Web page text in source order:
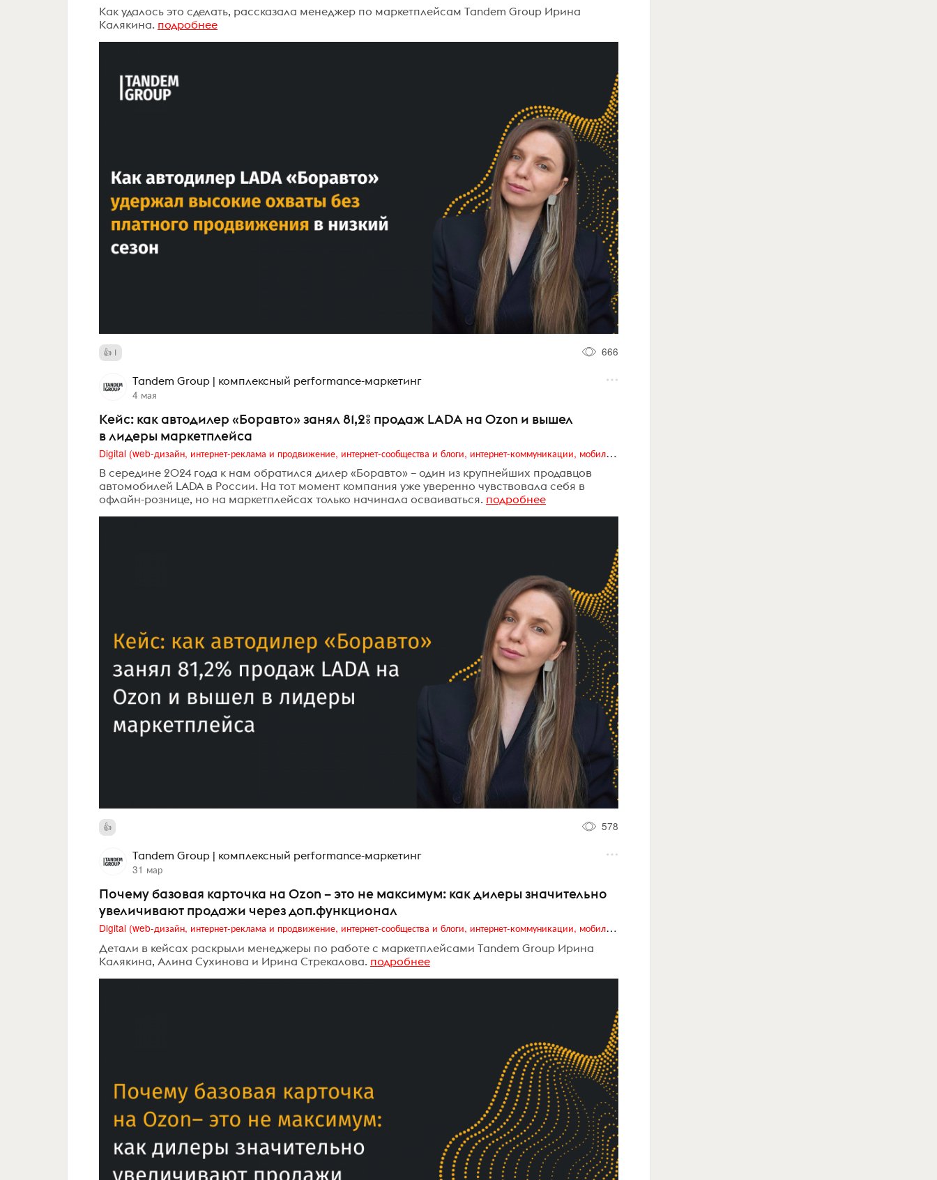
Как удалось это сделать, рассказала менеджер по маркетплейсам Tandem Group Ирина
Калякина. подробнее
1 666
Tandem Group | комплексный performance-маркетинг
4 мая
Кейс: как автодилер «Боравто» занял 81,2% продаж LADA на Ozon и вышел
в лидеры маркетплейса
Digital (web-дизайн, интернет-реклама и продвижение, интернет-сообщества и блоги, интернет-коммуникации, мобильный маркетинг, реклама на цифровых экранах)
В середине 2024 года к нам обратился дилер «Боравто» – один из крупнейших продавцов
автомобилей LADA в России. На тот момент компания уже уверенно чувствовала себя в
офлайн-рознице, но на маркетплейсах только начинала осваиваться. подробнее
578
Tandem Group | комплексный performance-маркетинг
31 мар
Почему базовая карточка на Ozon – это не максимум: как дилеры значительно
увеличивают продажи через доп.функционал
Digital (web-дизайн, интернет-реклама и продвижение, интернет-сообщества и блоги, интернет-коммуникации, мобильный маркетинг, реклама на цифровых экранах)
Детали в кейсах раскрыли менеджеры по работе с маркетплейсами Tandem Group Ирина
Калякина, Алина Сухинова и Ирина Стрекалова. подробнее